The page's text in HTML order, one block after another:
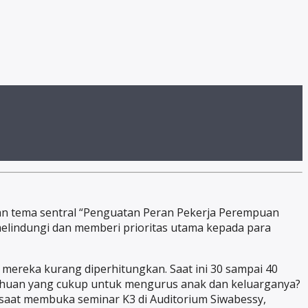
tema sentral “Penguatan Peran Pekerja Perempuan
dan memberi prioritas utama kepada para
kurang diperhitungkan. Saat ini 30 sampai 40
yang cukup untuk mengurus anak dan keluarganya?
membuka seminar K3 di Auditorium Siwabessy,